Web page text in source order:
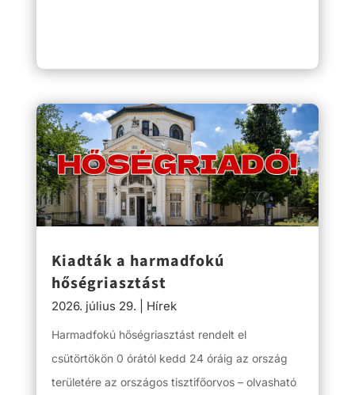
Kiadták a harmadfokú
hőségriasztást
2026. július 29. Hírek
Harmadfokú hőségriasztást rendelt el
csütörtökön 0 órától kedd 24 óráig az ország
területére az országos tisztifőorvos – olvasható